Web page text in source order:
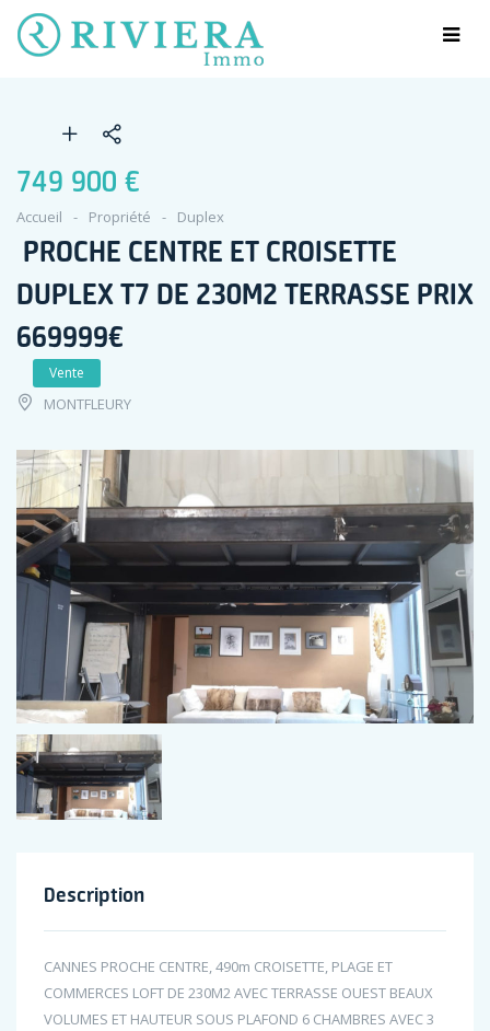
749 900 €
Accueil Propriété Duplex
PROCHE CENTRE ET CROISETTE
DUPLEX T7 DE 230M2 TERRASSE PRIX
669999€
Vente
MONTFLEURY
Description
CANNES PROCHE CENTRE, 490m CROISETTE, PLAGE ET
COMMERCES LOFT DE 230M2 AVEC TERRASSE OUEST BEAUX
VOLUMES ET HAUTEUR SOUS PLAFOND 6 CHAMBRES AVEC 3